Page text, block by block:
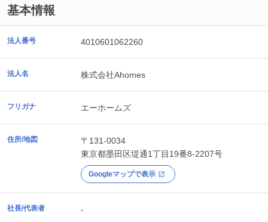
基本情報
法人番号 4010601062260
法人名 株式会社Ahomes
フリガナ エーホームズ
住所/地図
〒131-0034
東京都墨田区堤通1丁目19番8-2207号
Googleマップで表示
社長/代表者 -